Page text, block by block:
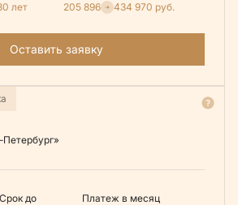
лет
205 896
434 970 руб.
Оставить заявку
Срок до
Платеж в месяц